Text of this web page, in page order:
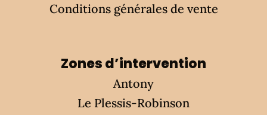
Conditions générales de vente
Zones d’intervention
Antony
Le Plessis-Robinson